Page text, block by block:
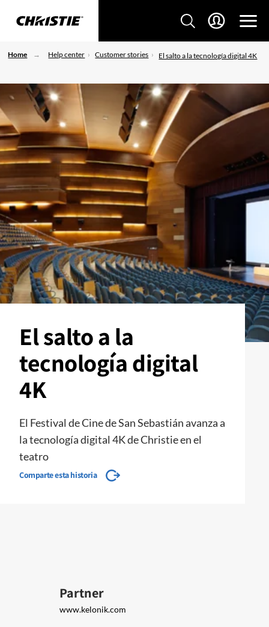
Home Help center Customer stories El salto a la tecnología digital 4K
El salto a la
tecnología digital
4K
El Festival de Cine de San Sebastián avanza a
la tecnología digital 4K de Christie en el
teatro
Comparte esta historia
Partner
www.kelonik.com